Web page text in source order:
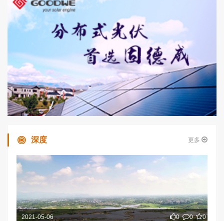
深度 更多
2021-05-06 0 0 0